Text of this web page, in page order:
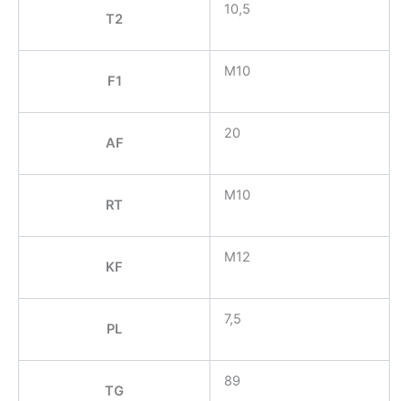
T2
10,5
F1
M10
AF
20
RT
M10
KF
M12
PL
7,5
TG
89